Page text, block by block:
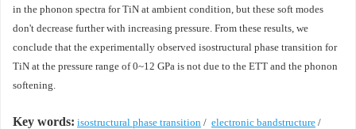
in the phonon spectra for TiN at ambient condition, but these soft modes
don't decrease further with increasing pressure. From these results, we
conclude that the experimentally observed isostructural phase transition for
TiN at the pressure range of 0~12 GPa is not due to the ETT and the phonon
softening.
Key words: isostructural phase transition / electronic bandstructure /